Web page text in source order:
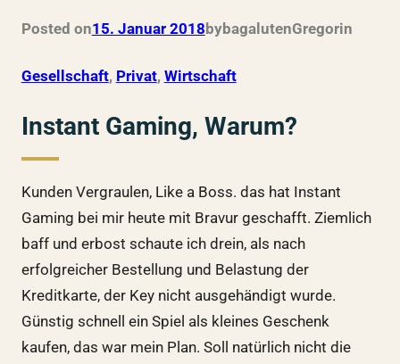
Posted on15. Januar 2018 bybagalutenGregorin
Gesellschaft, Privat, Wirtschaft
Instant Gaming, Warum?
Kunden Vergraulen, Like a Boss. das hat Instant
Gaming bei mir heute mit Bravur geschafft. Ziemlich
baff und erbost schaute ich drein, als nach
erfolgreicher Bestellung und Belastung der
Kreditkarte, der Key nicht ausgehändigt wurde.
Günstig schnell ein Spiel als kleines Geschenk
kaufen, das war mein Plan. Soll natürlich nicht die